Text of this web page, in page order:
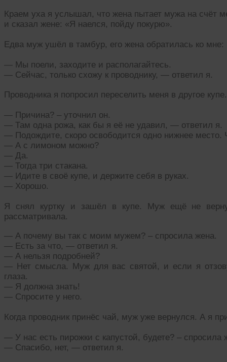
Краем уха я услышал, что жена пытает мужа на счёт
и сказал жене: «Я наелся, пойду покурю».
Едва муж ушёл в тамбур, его жена обратилась ко мне:
— Мы поели, заходите и располагайтесь.
— Сейчас, только схожу к проводнику, — ответил я.
Проводника я попросил переселить меня в другое купе.
— Причина? – уточнил он.
— Там одна рожа, как бы я её не удавил, — ответил я.
— Подождите, скоро освободится одно нижнее место.
— А с лимоном можно?
— Да.
— Тогда три стакана.
— Идите в своё купе, и держите себя в руках.
— Хорошо.
Я снял куртку и зашёл в купе. Муж ещё не
рассматривала.
— А почему вы так с моим мужем? – спросила жена.
— Есть за что, — ответил я.
— А нельзя подробней?
— Нет смысла. Муж для вас святой, и если я
глаза.
— Я должна знать!
— Спросите у него.
Когда проводник принёс чай, муж уже вернулся. А я
— У нас есть пирожки с капустой, будете? – спросила
— Спасибо, нет, — ответил я.